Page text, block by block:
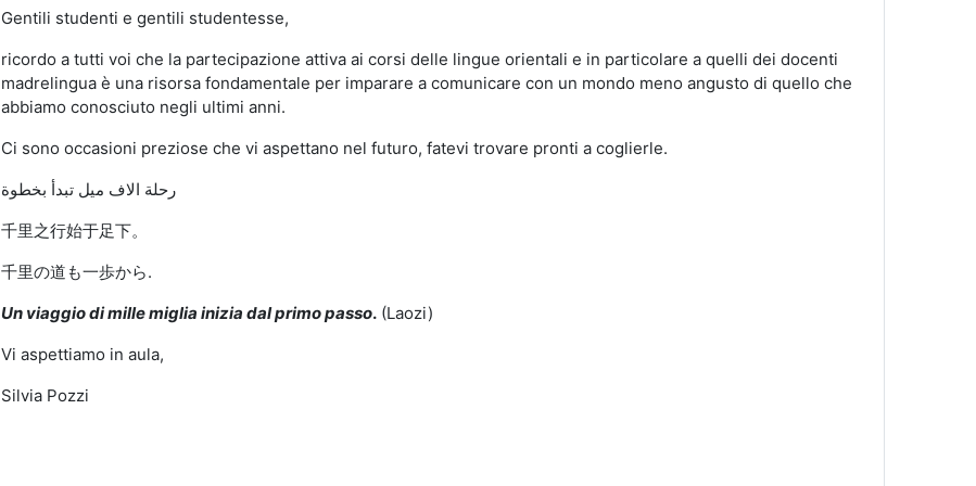
Gentili studenti e gentili studentesse,
ricordo a tutti voi che la partecipazione attiva ai corsi delle lingue orientali e in particolare a quelli dei docenti
madrelingua è una risorsa fondamentale per imparare a comunicare con un mondo meno angusto di quello che
abbiamo conosciuto negli ultimi anni.
Ci sono occasioni preziose che vi aspettano nel futuro, fatevi trovare pronti a coglierle.
رحلة الاف ميل تبدأ بخطوة
千里之行始于足下。
千里の道も一歩から.
Un viaggio di mille miglia inizia dal primo passo. (Laozi)
Vi aspettiamo in aula,
Silvia Pozzi